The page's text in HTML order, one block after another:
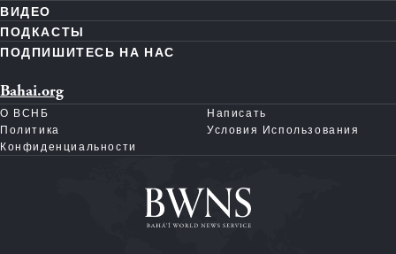
ВИДЕО
ПОДКАСТЫ
ПОДПИШИТЕСЬ НА НАС
Bahai.org
О ВСНБ
Написать
Политика
Конфиденциальности
Условия Использования